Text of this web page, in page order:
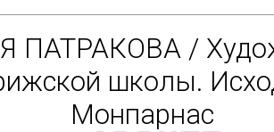
ПАТРАКОВА /
школы.
Монпарнас